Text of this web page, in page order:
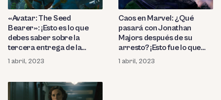
«Avatar: The Seed
Bearer»: ¡Esto es lo que
debes saber sobre la
tercera entrega de la
exitosa franquicia de
agua» en Disney+?
1 abril, 2023
Caos en Marvel: ¿Qué
pasará con Jonathan
Majors después de su
arresto? ¡Esto fue lo que
dijo el vicepresidente de
1 abril, 2023